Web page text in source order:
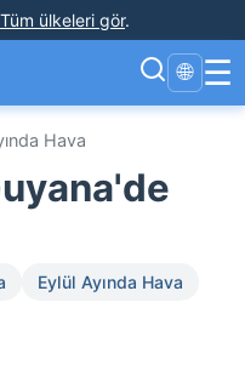
Tüm ülkeleri gör.
🌐 ☰
Hava
Eylül Ayında Hava